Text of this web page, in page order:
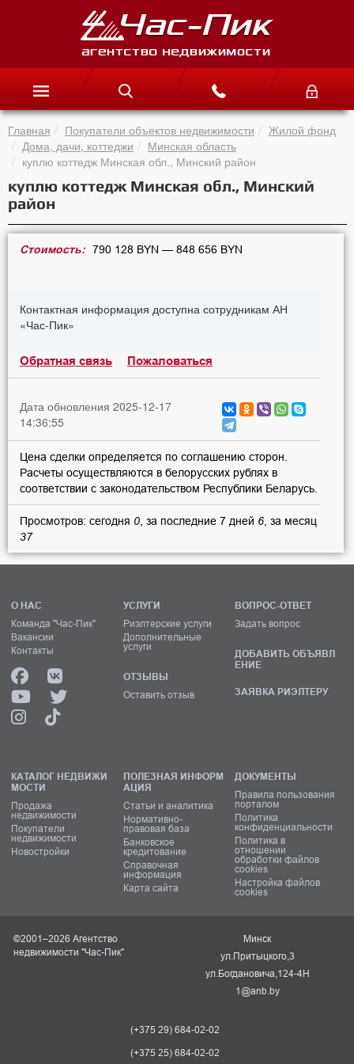
Главная Покупатели объектов недвижимости
Жилой фонд
Дома, дачи, коттеджи
Минская область
куплю коттедж Минская обл., Минский район
куплю коттедж Минская обл., Минский
район
Стоимость: 790 128 BYN — 848 656 BYN
Контактная информация доступна сотрудникам АН
«Час-Пик»
Обратная связь Пожаловаться
Дата обновления 2025-12-17
14:36:55
Цена сделки определяется по соглашению сторон.
Расчеты осуществляются в белорусских рублях в
соответствии с законодательством Республики Беларусь.
Просмотров: сегодня 0 , за последние 7 дней 6 , за месяц
37
О НАС
Команда "Час-Пик"
Вакансии
Контакты
УСЛУГИ
Риэлтерские услуги
Дополнительные
услуги
ОТЗЫВЫ
Оставить отзыв
ВОПРОС-ОТВЕТ
Задать вопрос
ДОБАВИТЬ ОБЪЯВЛ
ЕНИЕ
ЗАЯВКА РИЭЛТЕРУ
КАТАЛОГ НЕДВИЖИ
МОСТИ
Продажа
недвижимости
Покупатели
недвижимости
Новостройки
ПОЛЕЗНАЯ ИНФОРМ
АЦИЯ
Статьи и аналитика
Нормативно-
правовая база
Банковское
кредитование
Справочная
информация
Карта сайта
ДОКУМЕНТЫ
Правила пользования
порталом
Политика
конфиденциальности
Политика в
отношении
обработки файлов
cookies
Настройка файлов
cookies
©2001–2026 Агентство
недвижимости "Час-Пик"
Минск
ул.Притыцкого,3
ул.Богдановича,124-4Н
1@anb.by
(+375 29) 684-02-02
(+375 25) 684-02-02